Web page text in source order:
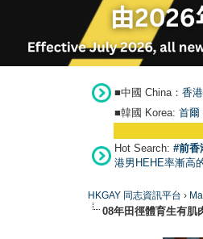
■中國 China： 香
■韓國 Korea: 首爾
Hot Search: #前香
港男HEHE率漸高
HKGAY 同志資訊平台 ›
08年田徑體育生有肌